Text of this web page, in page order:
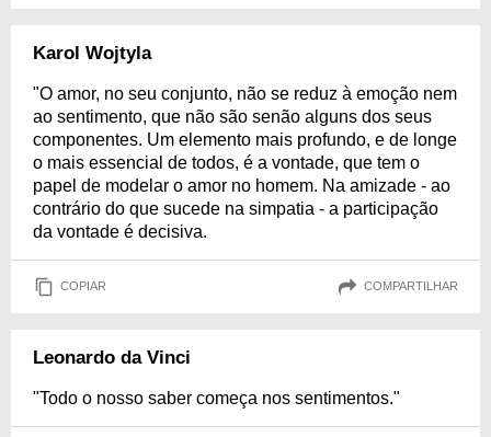
Karol Wojtyla
"O amor, no seu conjunto, não se reduz à emoção nem
ao sentimento, que não são senão alguns dos seus
componentes. Um elemento mais profundo, e de longe
o mais essencial de todos, é a vontade, que tem o
papel de modelar o amor no homem. Na amizade - ao
contrário do que sucede na simpatia - a participação
da vontade é decisiva.
COPIAR COMPARTILHAR
Leonardo da Vinci
"Todo o nosso saber começa nos sentimentos."